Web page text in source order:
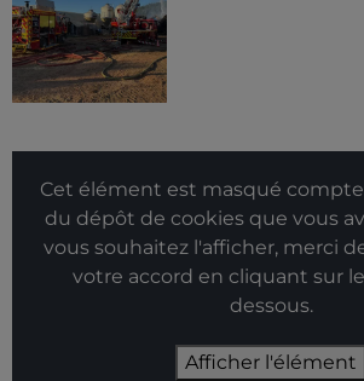
Cet élément est masqué
du dépôt de cookies que vous
vous souhaitez l'afficher, merci
votre accord en cliquant sur
dessous.
Afficher l'élément